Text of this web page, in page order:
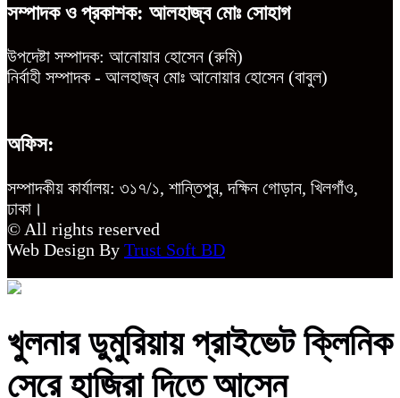
সম্পাদক ও প্রকাশক: আলহাজ্ব মোঃ সোহাগ
উপদেষ্টা সম্পাদক: আনোয়ার হোসেন (রুমি)
নির্বাহী সম্পাদক - আলহাজ্ব মোঃ আনোয়ার হোসেন (বাবুল)
অফিস:
সম্পাদকীয় কার্যালয়: ৩১৭/১, শান্তিপুর, দক্ষিন গোড়ান, খিলগাঁও,
ঢাকা।
© All rights reserved
Web Design By Trust Soft BD
খুলনার ডুমুরিয়ায় প্রাইভেট ক্লিনিক
সেরে হাজিরা দিতে আসেন